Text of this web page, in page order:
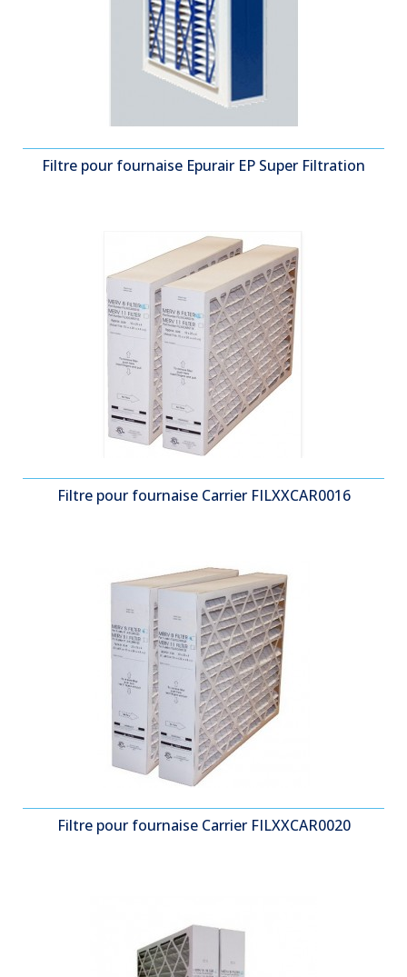
Filtre pour fournaise Epurair EP Super Filtration
Filtre pour fournaise Carrier FILXXCAR0016
Filtre pour fournaise Carrier FILXXCAR0020